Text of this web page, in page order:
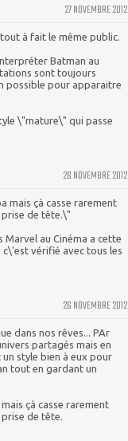
27 NOVEMBRE 2012
à fait le même public.
Batman au
sont toujours
possible pour apparaitre
\"mature\" qui passe
26 NOVEMBRE 2012
mais çà casse rarement
prise de tête.\"
au Cinéma a cette
vérifié avec tous les
26 NOVEMBRE 2012
dans nos rêves... PAr
partagés mais en
style bien à eux pour
tout en gardant un
çà casse rarement
de tête.